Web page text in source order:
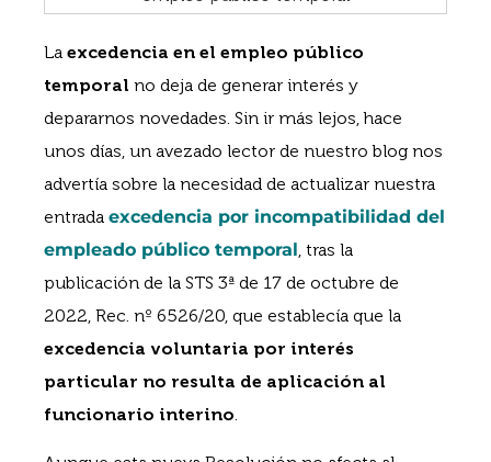
La excedencia en el empleo público
temporal no deja de generar interés y
depararnos novedades. Sin ir más lejos, hace
unos días, un avezado lector de nuestro blog nos
advertía sobre la necesidad de actualizar nuestra
entrada excedencia por incompatibilidad del
empleado público temporal, tras la
publicación de la STS 3ª de 17 de octubre de
2022, Rec. nº 6526/20, que establecía que la
excedencia voluntaria por interés
particular no resulta de aplicación al
funcionario interino.